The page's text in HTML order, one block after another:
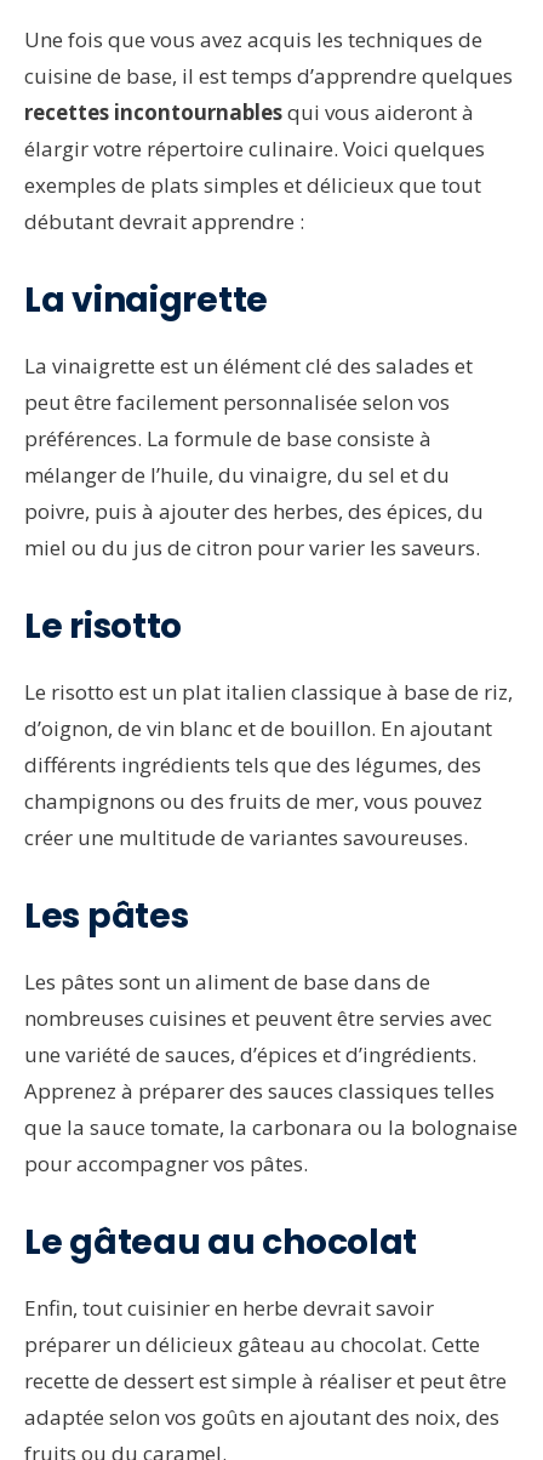
Une fois que vous avez acquis les techniques de
cuisine de base, il est temps d’apprendre quelques
recettes incontournablesqui vous aideront à
élargir votre répertoire culinaire. Voici quelques
exemples de plats simples et délicieux que tout
débutant devrait apprendre :
La vinaigrette
La vinaigrette est un élément clé des salades et
peut être facilement personnalisée selon vos
préférences. La formule de base consiste à
mélanger de l’huile, du vinaigre, du sel et du
poivre, puis à ajouter des herbes, des épices, du
miel ou du jus de citron pour varier les saveurs.
Le risotto
Le risotto est un plat italien classique à base de riz,
d’oignon, de vin blanc et de bouillon. En ajoutant
différents ingrédients tels que des légumes, des
champignons ou des fruits de mer, vous pouvez
créer une multitude de variantes savoureuses.
Les pâtes
Les pâtes sont un aliment de base dans de
nombreuses cuisines et peuvent être servies avec
une variété de sauces, d’épices et d’ingrédients.
Apprenez à préparer des sauces classiques telles
que la sauce tomate, la carbonara ou la bolognaise
pour accompagner vos pâtes.
Le gâteau au chocolat
Enfin, tout cuisinier en herbe devrait savoir
préparer un délicieux gâteau au chocolat. Cette
recette de dessert est simple à réaliser et peut être
adaptée selon vos goûts en ajoutant des noix, des
fruits ou du caramel.